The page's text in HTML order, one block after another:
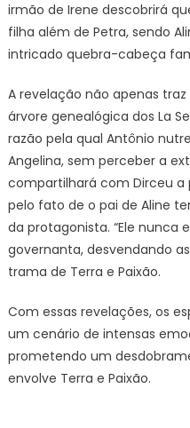
irmão de Irene descobrirá
filha além de Petra, sendo
intricado quebra-cabeça
A revelação não apenas
árvore genealógica dos La
razão pela qual Antônio
Angelina, sem perceber a
compartilhará com Dirceu
pelo fato de o pai de Aline
da protagonista. “Ele nunca
governanta, desvendando
trama de Terra e Paixão.
Com essas revelações, os
um cenário de intensas
prometendo um
envolve Terra e Paixão.